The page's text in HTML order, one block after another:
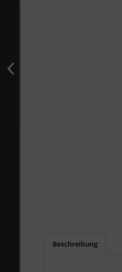
Beschreibung